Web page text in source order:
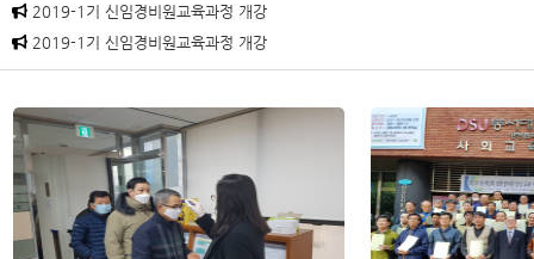
2019-1기 신임경비원교육과정 개강
2019-1기 신임경비원교육과정 개강